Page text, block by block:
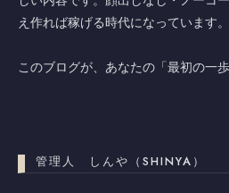
え作れば稼げる時代になっています。
このブログが、あなたの「最初の一
管理人 しんや（SHINYA）